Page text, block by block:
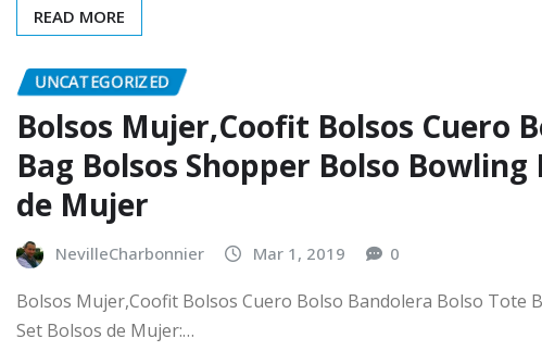
READ MORE
UNCATEGORIZED
Bolsos Mujer,Coofit Bolsos Cuero
Bag Bolsos Shopper Bolso Bowling
de Mujer
NevilleCharbonnier Mar 1, 2019 0
Bolsos Mujer,Coofit Bolsos Cuero Bolso Bandolera Bolso Tote
Set Bolsos de Mujer:…